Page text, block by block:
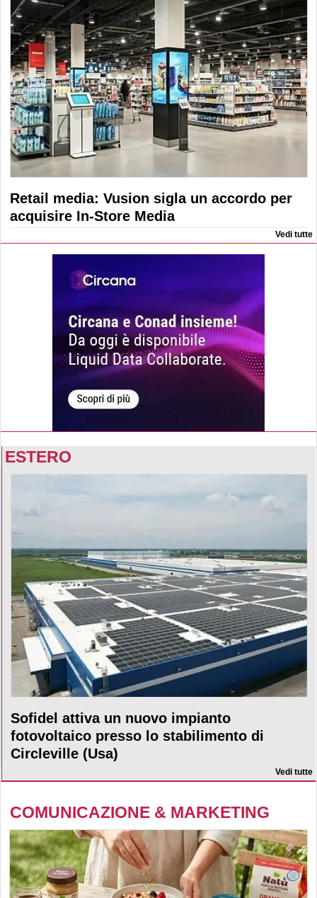
Retail media: Vusion sigla un accordo per
acquisire In-Store Media
Vedi tutte
ESTERO
Sofidel attiva un nuovo impianto
fotovoltaico presso lo stabilimento di
Circleville (Usa)
Vedi tutte
COMUNICAZIONE & MARKETING